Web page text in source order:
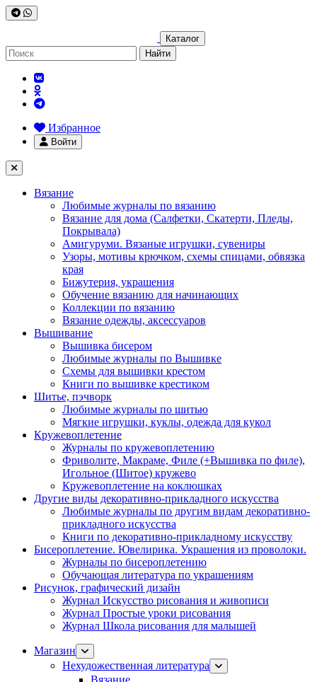
Каталог
Найти
Избранное
Войти
Вязание
Любимые журналы по вязанию
Вязание для дома (Салфетки, Скатерти, Пледы,
Покрывала)
Амигуруми. Вязаные игрушки, сувениры
Узоры, мотивы крючком, схемы спицами, обвязка
края
Бижутерия, украшения
Обучение вязанию для начинающих
Коллекции по вязанию
Вязание одежды, аксессуаров
Вышивание
Вышивка бисером
Любимые журналы по Вышивке
Схемы для вышивки крестом
Книги по вышивке крестиком
Шитье, пэчворк
Любимые журналы по шитью
Мягкие игрушки, куклы, одежда для кукол
Кружевоплетение
Журналы по кружевоплетению
Фриволите, Макраме, Филе (+Вышивка по филе),
Игольное (Шитое) кружево
Кружевоплетение на коклюшках
Другие виды декоративно-прикладного искусства
Любимые журналы по другим видам декоративно-
прикладного искусства
Книги по декоративно-прикладному искусству
Бисероплетение. Ювелирика. Украшения из проволоки.
Журналы по бисероплетению
Обучающая литература по украшениям
Рисунок, графический дизайн
Журнал Искусство рисования и живописи
Журнал Простые уроки рисования
Журнал Школа рисования для малышей
Магазин
Нехудожественная литература
Вязание